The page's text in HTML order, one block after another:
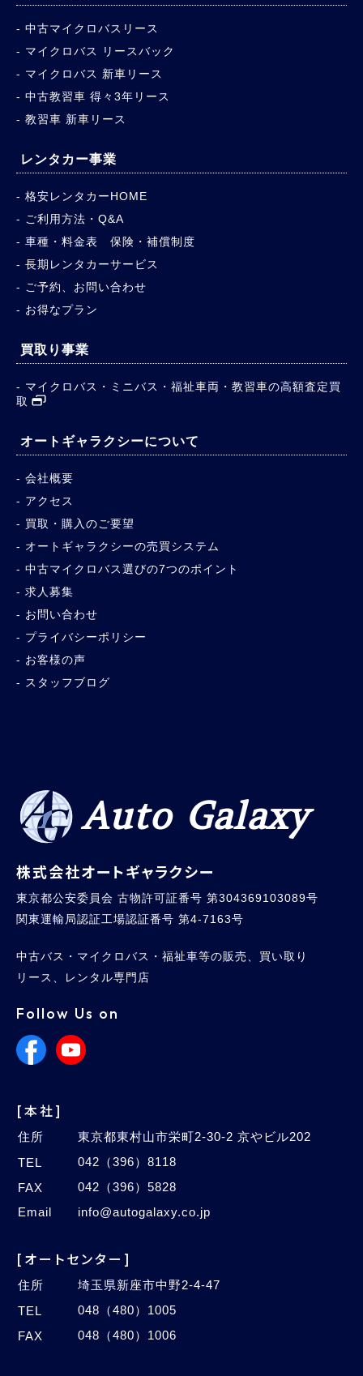
中古マイクロバスリース
マイクロバス リースバック
マイクロバス 新車リース
中古教習車 得々3年リース
教習車 新車リース
レンタカー事業
格安レンタカーHOME
ご利用方法・Q&A
車種・料金表 保険・補償制度
長期レンタカーサービス
ご予約、お問い合わせ
お得なプラン
買取り事業
マイクロバス・ミニバス・福祉車両・教習車の高額査定買
取
オートギャラクシーについて
会社概要
アクセス
買取・購入のご要望
オートギャラクシーの売買システム
中古マイクロバス選びの7つのポイント
求人募集
お問い合わせ
プライバシーポリシー
お客様の声
スタッフブログ
Auto Galaxy
株式会社オートギャラクシー
東京都公安委員会 古物許可証番号 第304369103089号
関東運輸局認証工場認証番号 第4-7163号
中古バス・マイクロバス・福祉車等の販売、買い取り
リース、レンタル専門店
Follow Us on
[本社]
住所
東京都東村山市栄町2-30-2 京やビル202
TEL
042（396）8118
FAX
042（396）5828
Email
info@autogalaxy.co.jp
[オートセンター]
住所
埼玉県新座市中野2-4-47
TEL
048（480）1005
FAX
048（480）1006